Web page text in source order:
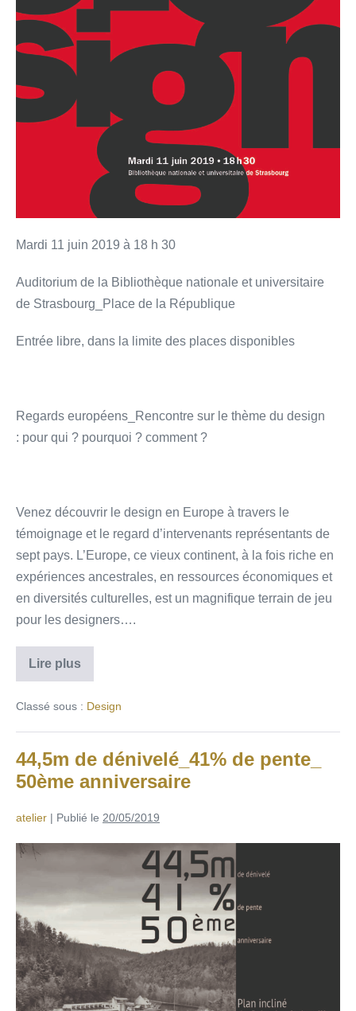
Mardi 11 juin 2019 à 18 h 30
Auditorium de la Bibliothèque nationale et universitaire
de Strasbourg_Place de la République
Entrée libre, dans la limite des places disponibles
Regards européens_Rencontre sur le thème du design
: pour qui ? pourquoi ? comment ?
Venez découvrir le design en Europe à travers le
témoignage et le regard d’intervenants représentants de
sept pays. L’Europe, ce vieux continent, à la fois riche en
expériences ancestrales, en ressources économiques et
en diversités culturelles, est un magnifique terrain de jeu
pour les designers….
Lire plus
Classé sous : Design
44,5m de dénivelé_41% de pente_
50ème anniversaire
atelier | Publié le 20/05/2019